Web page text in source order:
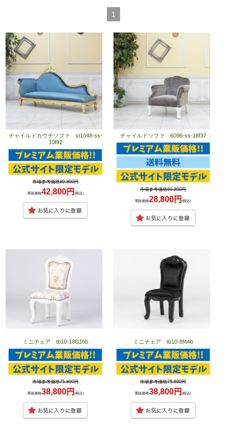
1
チャイルドカウチソファ st1048-ss-
10f92
市場参考価格89,800円
業販価格42,800円 (税込)
チャイルドソファ 6096-ss-18f37
市場参考価格69,800円
業販価格28,800円(税込)
ミニチェア tb10-18f116b
市場参考価格75,800円
業販価格38,800円 (税込)
ミニチェア tb10-8f44b
市場参考価格75,800円
業販価格38,800円(税込)